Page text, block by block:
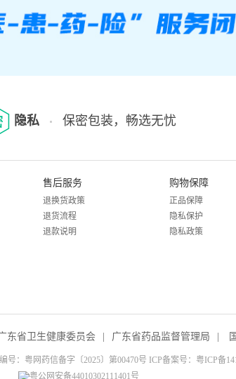
隐私 保密包装，畅选无忧
售后服务
退换货政策
退货流程
退款说明
购物保障
正品保障
隐私保护
隐私政策
东省卫生健康委员会 广东省药品监督管理局
号：粤网药信备字〔2025〕第00470号 ICP备案号：
粤ICP备
粤公网安备44010302111401号